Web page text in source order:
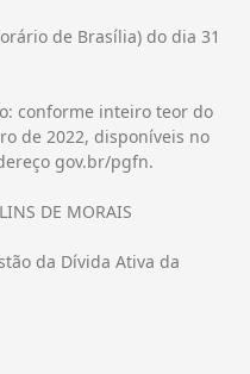
de Brasília) do dia 31
conforme inteiro teor do
de 2022, disponíveis no
gov.br/pgfn.
DE MORAIS
da Dívida Ativa da